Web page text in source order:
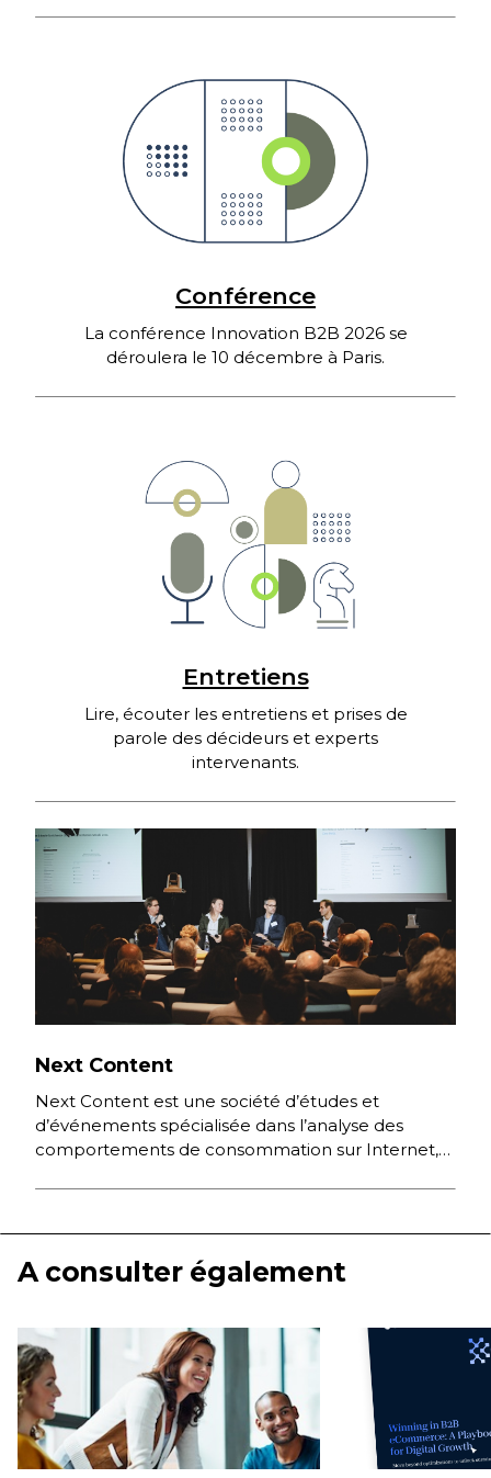
Conférence
La conférence Innovation B2B 2026 se
déroulera le 10 décembre à Paris.
Entretiens
Lire, écouter les entretiens et prises de
parole des décideurs et experts
intervenants.
Next Content
Next Content est une société d’études et
d’événements spécialisée dans l’analyse des
comportements de consommation sur Internet,
A consulter également